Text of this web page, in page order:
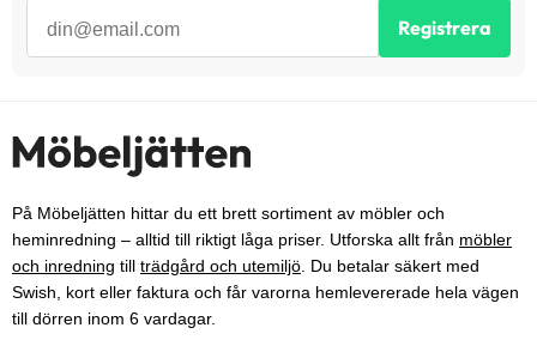
Registrera
På Möbeljätten hittar du ett brett sortiment av möbler och
heminredning – alltid till riktigt låga priser. Utforska allt från möbler
och inredning till trädgård och utemiljö . Du betalar säkert med
Swish, kort eller faktura och får varorna hemlevererade hela vägen
till dörren inom 6 vardagar.